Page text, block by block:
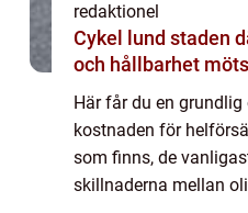
redaktionel
Cykel lund staden där vardag, frihet
och hållbarhet
Här får du en grundlig
kostnaden för
som finns, de
skillnaderna mellan